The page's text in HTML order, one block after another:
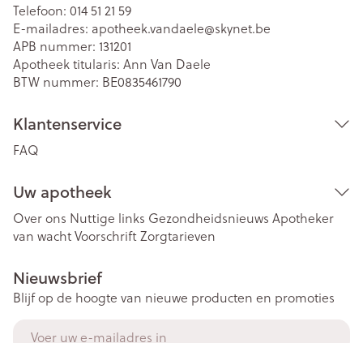
Telefoon: 014 51 21 59
E-mailadres: apotheek.vandaele@skynet.be
APB nummer: 131201
Apotheek titularis: Ann Van Daele
BTW nummer: BE0835461790
Klantenservice
FAQ
Uw apotheek
Over ons Nuttige links Gezondheidsnieuws Apotheker
van wachtVoorschriftZorgtarieven
Nieuwsbrief
Blijf op de hoogte van nieuwe producten en promoties